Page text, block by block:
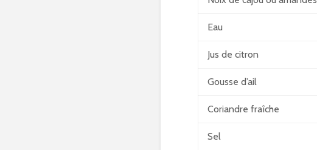
Eau
Jus de citron
Gousse d’ail
Coriandre fraîche
Sel